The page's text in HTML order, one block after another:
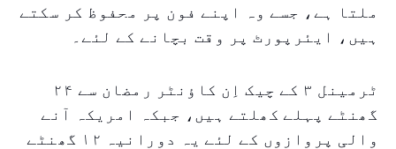
ملتا ہے، جسے وہ اپنے فون پر محفوظ کر سکتے
ہیں، ایئرپورٹ پر وقت بچانے کے لئے۔
ٹرمینل ۳ کے چیک اِن کاؤنٹر رمضان سے ۲۴
گھنٹے پہلے کھلتے ہیں، جبکہ امریکہ آنے
والی پروازوں کے لئے یہ دورانیہ ۱۲ گھنٹے